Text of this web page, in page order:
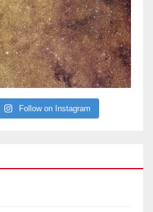
Follow on Instagram